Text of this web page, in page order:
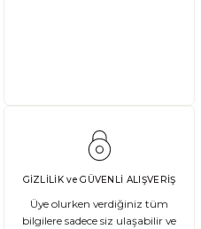
GİZLİLİK ve GÜVENLİ ALIŞVERİŞ
Üye olurken verdiğiniz tüm
bilgilere sadece siz ulaşabilir ve